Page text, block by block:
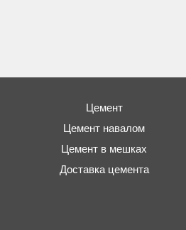
Цемент
Цемент навалом
Цемент в мешках
Доставка цемента